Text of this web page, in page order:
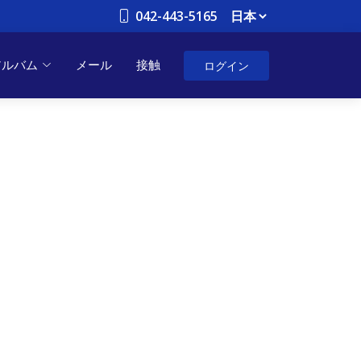
042-443-5165
バム メール 接触 ログイン